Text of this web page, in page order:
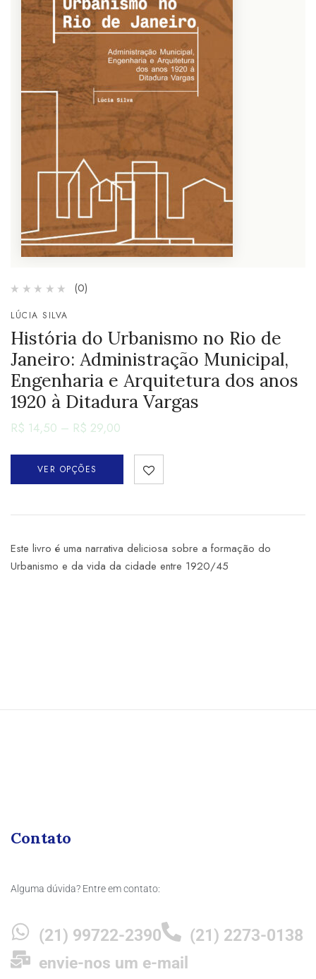
(0)
LÚCIA SILVA
História do Urbanismo no Rio de
Janeiro: Administração Municipal,
Engenharia e Arquitetura dos anos
1920 à Ditadura Vargas
R$ 14,50 – R$ 29,00
VER OPÇÕES
Este livro é uma narrativa deliciosa sobre a formação do
Urbanismo e da vida da cidade entre 1920/45
Contato
Alguma dúvida? Entre em contato:
(21) 99722-2390
(21) 2273-0138
envie-nos um e-mail